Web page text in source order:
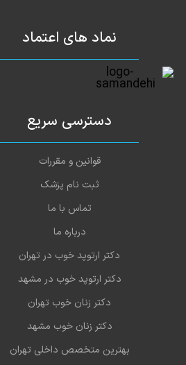
نماد های اعتماد
دسترسی سریع
قوانین و مقررات
ثبت نام پزشک
تماس با ما
درباره ما
دکتر ارتوپد خوب در تهران
دکتر ارتوپد خوب در مشهد
دکتر زنان خوب تهران
دکتر زنان خوب مشهد
بهترین متخصص داخلی تهران